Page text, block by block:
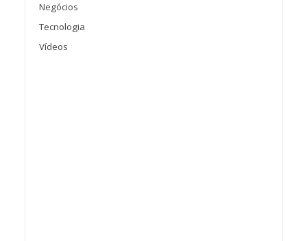
Negócios
Tecnologia
Vídeos